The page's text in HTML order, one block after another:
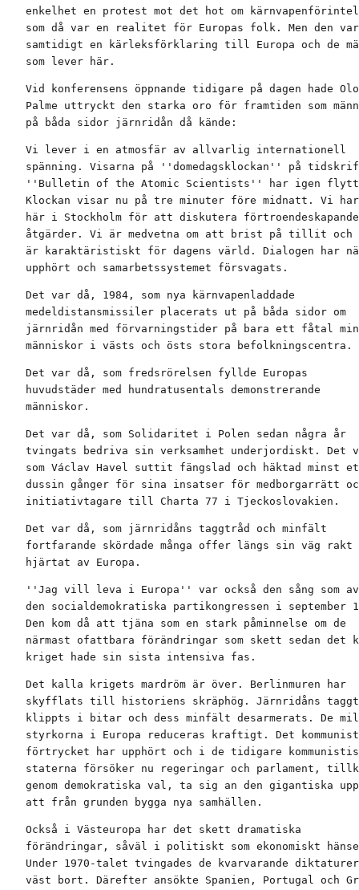
enkelhet en protest mot det hot om
som då var en realitet för Europas folk. Men den var
samtidigt en kärleksförklaring till Europa och de
som lever här.
Vid konferensens öppnande tidigare på dagen hade
Palme uttryckt den starka oro för framtiden som
på båda sidor järnridån då kände:
Vi lever i en atmosfär av allvarlig internationell
spänning. Visarna på ''domedagsklockan'' på
''Bulletin of the Atomic Scientists'' har igen
Klockan visar nu på tre minuter före midnatt. Vi har
här i Stockholm för att diskutera förtroendeskapande
åtgärder. Vi är medvetna om att brist på tillit och
är karaktäristiskt för dagens värld. Dialogen har
upphört och samarbetssystemet försvagats.
Det var då, 1984, som nya kärnvapenladdade
medeldistansmissiler placerats ut på båda sidor om
järnridån med förvarningstider på bara ett fåtal
människor i västs och östs stora befolkningscentra.
Det var då, som fredsrörelsen fyllde Europas
huvudstäder med hundratusentals demonstrerande
människor.
Det var då, som Solidaritet i Polen sedan några år
tvingats bedriva sin verksamhet underjordiskt. Det
som Václav Havel suttit fängslad och häktad minst
dussin gånger för sina insatser för medborgarrätt
initiativtagare till Charta 77 i Tjeckoslovakien.
Det var då, som järnridåns taggtråd och minfält
fortfarande skördade många offer längs sin väg rakt
hjärtat av Europa.
''Jag vill leva i Europa'' var också den sång som
den socialdemokratiska partikongressen i september
Den kom då att tjäna som en stark påminnelse om de
närmast ofattbara förändringar som skett sedan det
kriget hade sin sista intensiva fas.
Det kalla krigets mardröm är över. Berlinmuren har
skyfflats till historiens skräphög. Järnridåns
klippts i bitar och dess minfält desarmerats. De
styrkorna i Europa reduceras kraftigt. Det
förtrycket har upphört och i de tidigare
staterna försöker nu regeringar och parlament,
genom demokratiska val, ta sig an den gigantiska
att från grunden bygga nya samhällen.
Också i Västeuropa har det skett dramatiska
förändringar, såväl i politiskt som ekonomiskt
Under 1970-talet tvingades de kvarvarande
väst bort. Därefter ansökte Spanien, Portugal och